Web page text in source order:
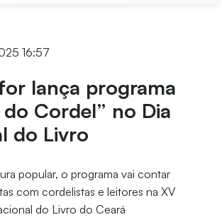
16:57
lança programa
do Cordel” no Dia
do Livro
popular, o programa vai contar
com cordelistas e leitores na XV
do Livro do Ceará